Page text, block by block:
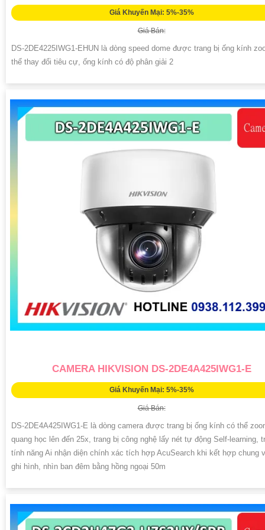
Giá Khuyến Mại: 5%-35%
Giá Bán:
DS-2DE4225IWG1-EHUN là dòng speed dome được trang bị ống kính
thể thay đổi tiêu cự, ống kính có độ phân giải 2
CAMERA HIKVISION DS-2DE4A425IWG1-E
Giá Khuyến Mại: 5%-35%
Giá Bán:
DS-2DE4A425IWG1-E là dòng camera được trang bị ống kính có thể
quang học lên đến 25x, trang bị công nghệ lấy nét tự động Self-learning,
tính năng Ai nhận diện chính xác tích hợp AcuSearch khi kết hợp chung
ghi hình, nhìn ban đêm bằng hồng ngoại 50m